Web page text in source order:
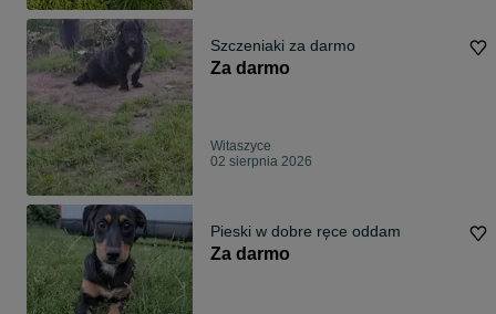
Szczeniaki za darmo
Za darmo
Witaszyce
02 sierpnia 2026
Pieski w dobre ręce oddam
Za darmo